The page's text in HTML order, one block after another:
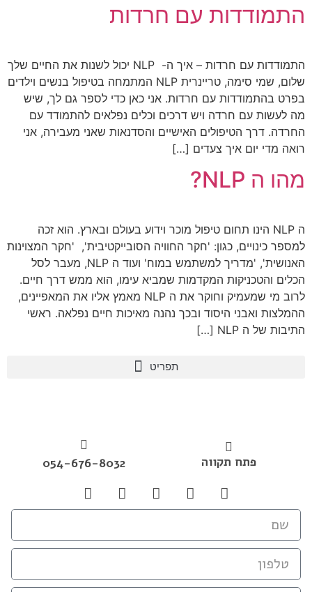
התמודדות עם חרדות
התמודדות עם חרדות – איך ה- NLP יכול לשנות את החיים שלך
שלום, שמי סימה, טריינרית NLP המתמחה בטיפול בנשים וילדים
בפרט בהתמודדות עם חרדות. אני כאן כדי לספר גם לך, שיש
מה לעשות עם חרדה ויש דרכים וכלים נפלאים להתמודד עם
החרדה. דרך הטיפולים האישיים והסדנאות שאני מעבירה, אני
רואה מדי יום איך צעדים […]
מהו ה NLP?
ה NLP הינו תחום טיפול מוכר וידוע בעולם ובארץ. הוא זכה
למספר כינויים, כגון: 'חקר החוויה הסובייקטיבית', 'חקר המצוינות
האנושית', 'מדריך למשתמש במוח' ועוד ה NLP, מעבר לסל
הכלים והטכניקות המקדמות שמביא עימו, הוא ממש דרך חיים.
לרוב מי שמעמיק וחוקר את ה NLP מאמץ אליו את המאפיינים,
ההמלצות ואבני היסוד ובכך נהנה מאיכות חיים נפלאה. ראשי
התיבות של ה NLP […]
פתח תקווה 054-676-8032